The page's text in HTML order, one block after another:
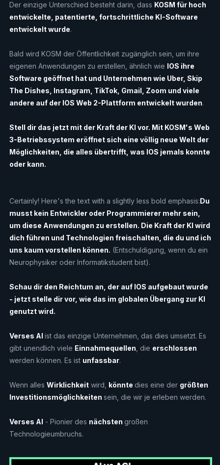
Der einzige Unterschied besteht darin, dass KOSM für hoch
entwickelte, patentierte, fortschrittliche KI-Software
entwickelt wurde.
Bald wird KOSM der Öffentlichkeit zugänglich sein, um ihre
eigenen Anwendungen zu erstellen, ähnlich wie IOS ihre
Software geöffnet hat und Unternehmen wie Uber, Skip
The Dishes, Instagram, TikTok, Gmail, Zoom und viele
andere auf der IOS Web 2-Plattform entwickelt wurden.
Stell dir das jetzt mit der Kraft der KI vor. Mit KOSM's Web
3-Betriebssystem eröffnet sich eine völlig neue Welt der
Möglichkeiten, die alles übertrifft, was IOS jemals konnte
oder kann.
Certainly! Here's the text with a slightly less bold emphasis:Du
musst kein Entwickler oder Programmierer mehr sein,
um diese Anwendungen zu erstellen. Die Kraft der KI wird
dich führen und Technologien freischalten, die du und ich
uns kaum vorstellen können. (Entschuldigung, wenn du ein
Neurophysiker oder Informatikstudent bist).
Schau dir den Reichtum an, der auf IOS aufgebaut wurde
- jetzt stelle dir vor, wie das im globalen Übergang zur KI
genutzt wird.
Verses AI ist das einzige Unternehmen, das dies umsetzt. Es
gibt unendlich viele Einnahmequellen , die erschlossen
werden können. Es ist unfassbar.
Wenn alles Wirklichkeitwird, könnte dies eine der größten
Investitionsmöglichkeiten sein, die wir je erleben werden.
Verses AI - Pionier des nächsten großen
Technologieumbruchs.